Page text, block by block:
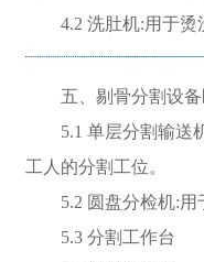
4.2 洗肚机:用于烫
五、剔骨分割设
5.1 单层分割输送
工人的分割工位。
5.2 圆盘分检机:用
5.3 分割工作台